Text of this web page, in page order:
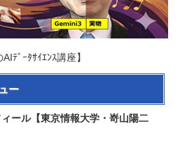
ﾃﾞｰﾀｻｲｴﾝｽ講座】
ー
ール【東京情報大学・嵜山陽二